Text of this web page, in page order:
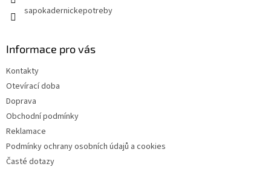
sapokadernickepotreby
Informace pro vás
Kontakty
Otevírací doba
Doprava
Obchodní podmínky
Reklamace
Podmínky ochrany osobních údajů a cookies
Časté dotazy